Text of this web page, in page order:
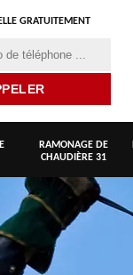
GRATUITEMENT
RAMONAGE DE
CHAUDIÈRE 31